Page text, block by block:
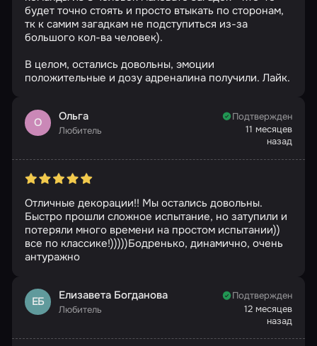
будет точно стоять и просто втыкать по сторонам,
тк к самим загадкам не подступиться из-за
большого кол-ва человек).
В целом, остались довольны, эмоции
положительные и дозу адреналина получили. Лайк.
О Ольга
Любитель
Подтвержден
11 месяцев
назад
Отличные декорации!! Мы остались довольны.
Быстро прошли сложное испытание, но затупили и
потеряли много времени на простом испытании))
все по классике!)))))Бодренько, динамично, очень
антуражно
ЕБ Елизавета Богданова
Любитель
Подтвержден
12 месяцев
назад